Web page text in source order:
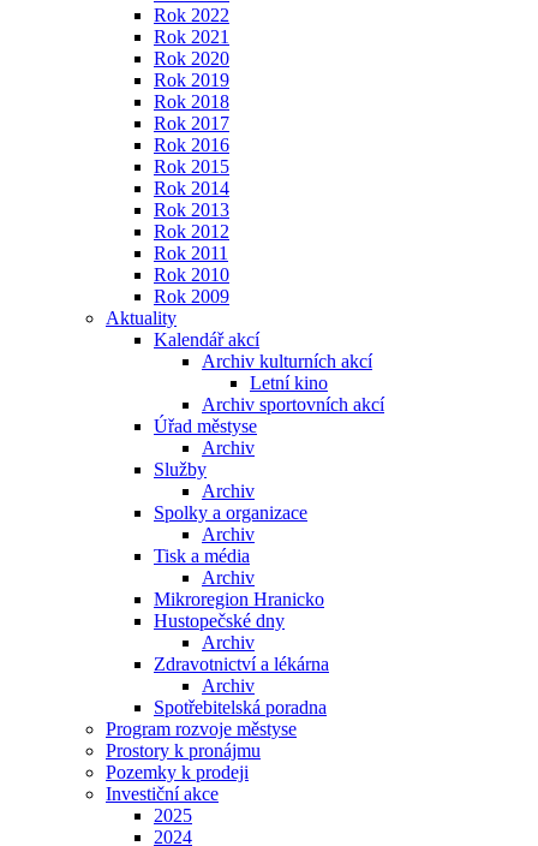
Rok 2022
Rok 2021
Rok 2020
Rok 2019
Rok 2018
Rok 2017
Rok 2016
Rok 2015
Rok 2014
Rok 2013
Rok 2012
Rok 2011
Rok 2010
Rok 2009
Aktuality
Kalendář akcí
Archiv kulturních akcí
Letní kino
Archiv sportovních akcí
Úřad městyse
Archiv
Služby
Archiv
Spolky a organizace
Archiv
Tisk a média
Archiv
Mikroregion Hranicko
Hustopečské dny
Archiv
Zdravotnictví a lékárna
Archiv
Spotřebitelská poradna
Program rozvoje městyse
Prostory k pronájmu
Pozemky k prodeji
Investiční akce
2025
2024